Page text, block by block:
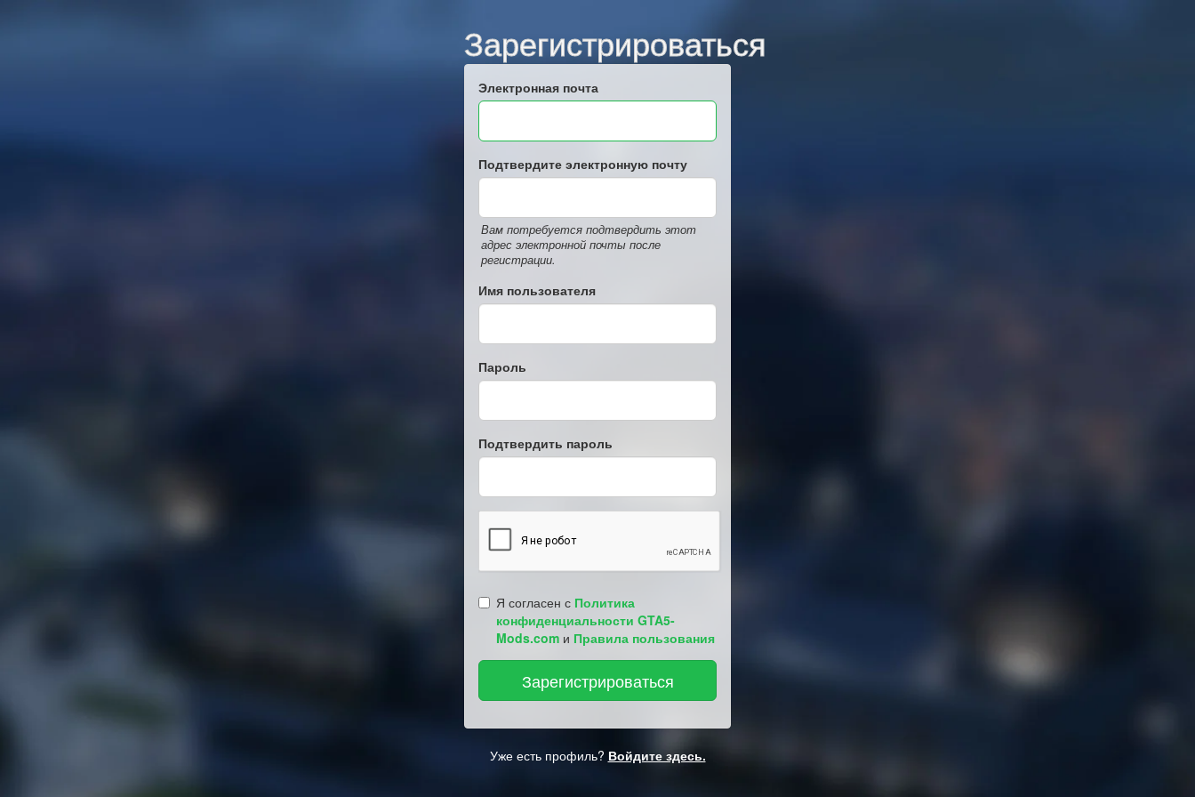
Зарегистрироваться
Электронная почта
Подтвердите электронную почту
Вам потребуется подтвердить этот
адрес электронной почты после
регистрации.
Имя пользователя
Пароль
Подтвердить пароль
Я согласен с Политика
конфиденциальности GTA5-
Mods.com и Правила пользования
Уже есть профиль? Войдите здесь.